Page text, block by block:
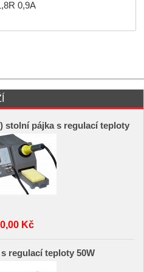
0,9A
stolní pájka s regulací teploty
Kč
s regulací teploty 50W